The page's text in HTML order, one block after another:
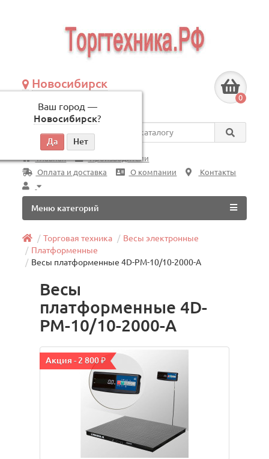
Новосибирск
Ваш город —
Новосибирск?
по будням, с 09:00 до 18:00
0
Везде
Главная
Производители
Оплата и доставка
О компании Контакты
Меню категорий
Торговая техника
Весы электронные
Платформенные
Весы платформенные 4D-PM-10/10-2000-A
Весы
платформенные 4D-
PM-10/10-2000-A
Акция - 2 800 ₽